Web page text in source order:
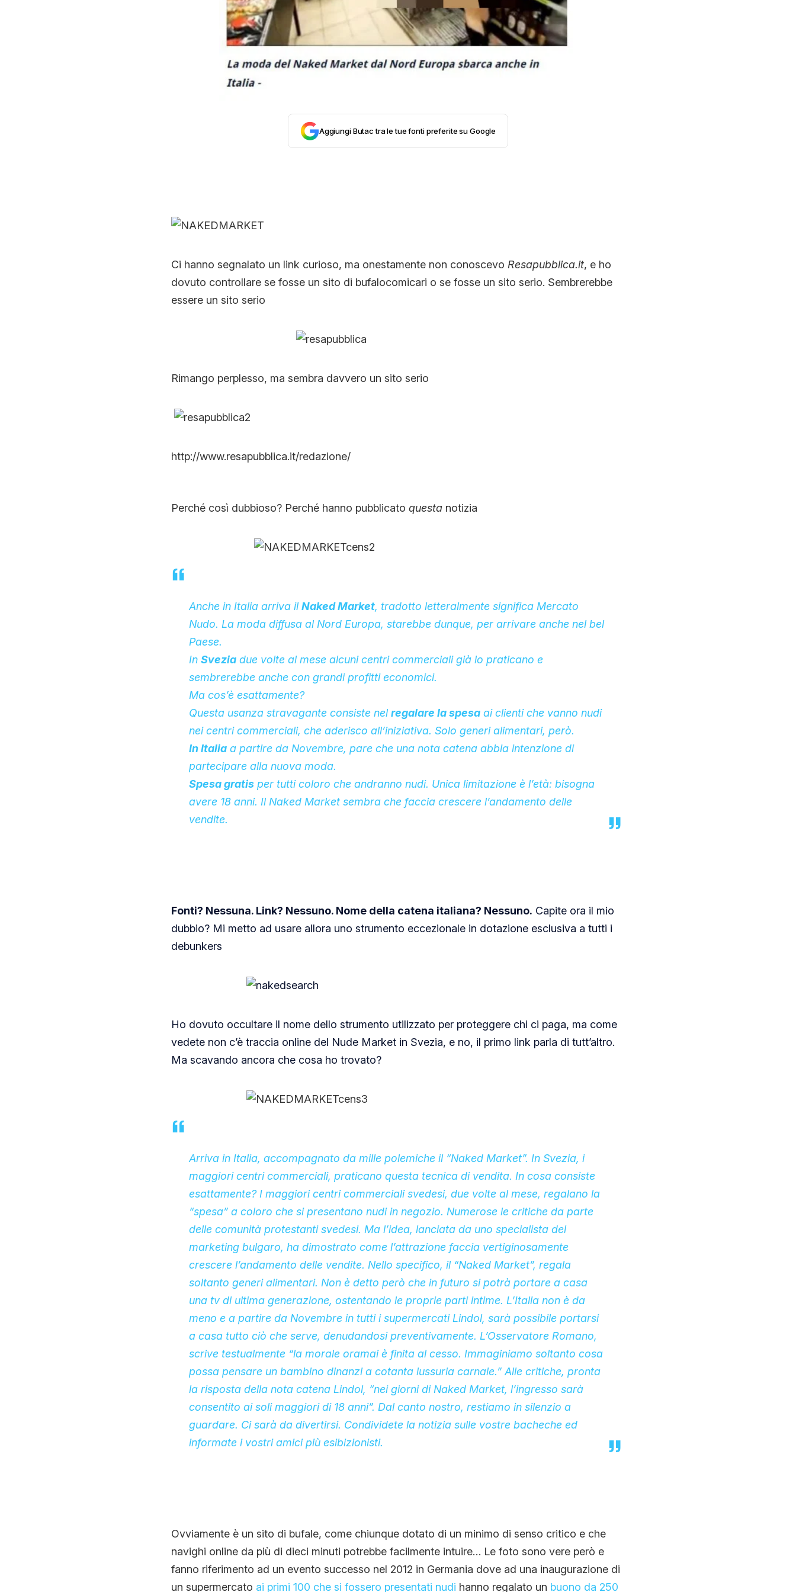
CONTATTI
CHI SIAMO
Aggiungi Butac tra le tue fonti preferite su Google
Ci hanno segnalato un link curioso, ma onestamente non conoscevo Resapubblica.it, e ho
dovuto controllare se fosse un sito di bufalocomicari o se fosse un sito serio. Sembrerebbe
essere un sito serio
Rimango perplesso, ma sembra davvero un sito serio
http://www.resapubblica.it/redazione/
Perché così dubbioso? Perché hanno pubblicato questanotizia
Anche in Italia arriva ilNaked Market, tradotto letteralmente significa Mercato
Nudo. La moda diffusa al Nord Europa, starebbe dunque, per arrivare anche nel bel
Paese.
In Sveziadue volte al mese alcuni centri commerciali già lo praticano e
sembrerebbe anche con grandi profitti economici.
Ma cos’è esattamente?
Questa usanza stravagante consiste nelregalare la spesaai clienti che vanno nudi
nei centri commerciali, che aderisco all’iniziativa. Solo generi alimentari, però.
In Italiaa partire da Novembre, pare che una nota catena abbia intenzione di
partecipare alla nuova moda.
Spesa gratisper tutti coloro che andranno nudi. Unica limitazione è l’età: bisogna
avere 18 anni. Il Naked Market sembra che faccia crescere l’andamento delle
vendite.
Fonti? Nessuna. Link? Nessuno. Nome della catena italiana? Nessuno. Capite ora il mio
dubbio? Mi metto ad usare allora uno strumento eccezionale in dotazione esclusiva a tutti i
debunkers
Ho dovuto occultare il nome dello strumento utilizzato per proteggere chi ci paga, ma come
vedete non c’è traccia online del Nude Market in Svezia, e no, il primo link parla di tutt’altro.
Ma scavando ancora che cosa ho trovato?
Arriva in Italia, accompagnato da mille polemiche il “Naked Market”. In Svezia, i
maggiori centri commerciali, praticano questa tecnica di vendita. In cosa consiste
esattamente? I maggiori centri commerciali svedesi, due volte al mese, regalano la
“spesa” a coloro che si presentano nudi in negozio. Numerose le critiche da parte
delle comunità protestanti svedesi. Ma l’idea, lanciata da uno specialista del
marketing bulgaro, ha dimostrato come l’attrazione faccia vertiginosamente
crescere l’andamento delle vendite. Nello specifico, il “Naked Market”, regala
soltanto generi alimentari. Non è detto però che in futuro si potrà portare a casa
una tv di ultima generazione, ostentando le proprie parti intime. L’Italia non è da
meno e a partire da Novembre in tutti i supermercati Lindol, sarà possibile portarsi
a casa tutto ciò che serve, denudandosi preventivamente. L’Osservatore Romano,
scrive testualmente “la morale oramai è finita al cesso. Immaginiamo soltanto cosa
possa pensare un bambino dinanzi a cotanta lussuria carnale.” Alle critiche, pronta
la risposta della nota catena Lindol, “nei giorni di Naked Market, l’ingresso sarà
consentito ai soli maggiori di 18 anni”. Dal canto nostro, restiamo in silenzio a
guardare. Ci sarà da divertirsi. Condividete la notizia sulle vostre bacheche ed
informate i vostri amici più esibizionisti.
Ovviamente è un sito di bufale, come chiunque dotato di un minimo di senso critico e che
navighi online da più di dieci minuti potrebbe facilmente intuire… Le foto sono vere però e
fanno riferimento ad un evento successo nel 2012 in Germania dove ad una inaugurazione di
un supermercato ai primi 100 che si fossero presentati nudi hanno regalato un buono da 250